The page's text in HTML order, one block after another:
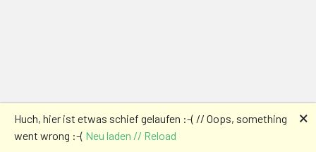
Huch, hier ist etwas schief gelaufen :-( // Oops, something
went wrong :-( Neu laden // Reload
🗙